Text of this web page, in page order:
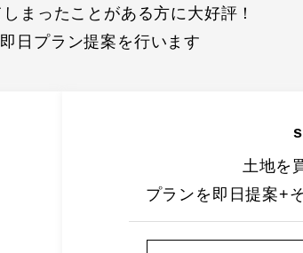
まったことがある方に大好評！
日プラン提案を行います
土地を
プランを即日提案+